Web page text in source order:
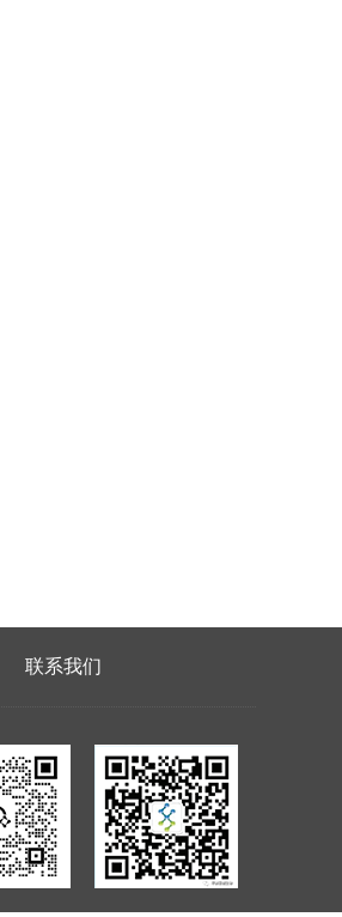
联系我们